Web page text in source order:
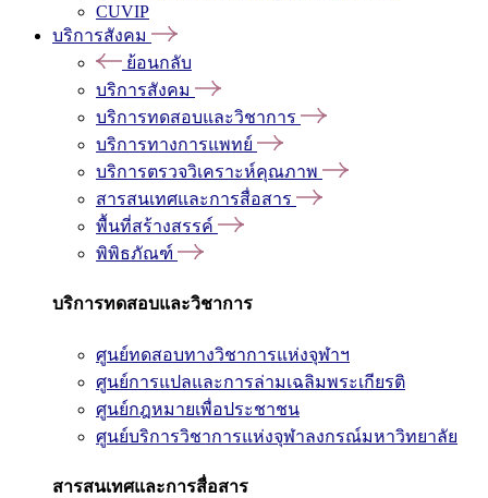
CUVIP
บริการสังคม
ย้อนกลับ
บริการสังคม
บริการทดสอบและวิชาการ
บริการทางการแพทย์
บริการตรวจวิเคราะห์คุณภาพ
สารสนเทศและการสื่อสาร
พื้นที่สร้างสรรค์
พิพิธภัณฑ์
บริการทดสอบและวิชาการ
ศูนย์ทดสอบทางวิชาการแห่งจุฬาฯ
ศูนย์การแปลและการล่ามเฉลิมพระเกียรติ
ศูนย์กฎหมายเพื่อประชาชน
ศูนย์บริการวิชาการแห่งจุฬาลงกรณ์มหาวิทยาลัย
สารสนเทศและการสื่อสาร